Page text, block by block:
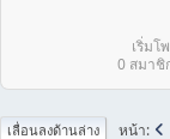
เริ่มโ
0 สมาชิ
เลื่อนลงด้านล่าง หน้า